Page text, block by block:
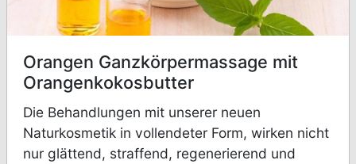
Orangen Ganzkörpermassage mit
Orangenkokosbutter
Die Behandlungen mit unserer neuen
Naturkosmetik in vollendeter Form, wirken nicht
nur glättend, straffend, regenerierend und